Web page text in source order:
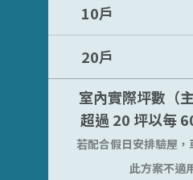
10戶
20戶
室內實際坪數（
超過 20 坪以每
若配合假日安排驗屋
此方案不適